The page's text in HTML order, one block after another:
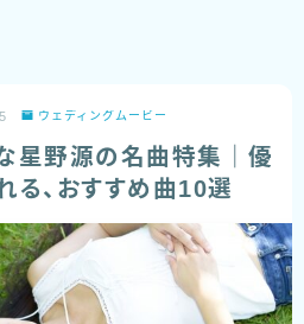
ウェディングムービー
星野源の名曲特集｜優
る、おすすめ曲10選